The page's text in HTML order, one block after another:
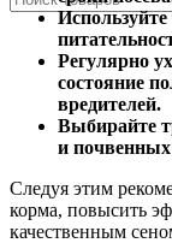
Регулярно
состояние
вредителей.
Выбирайте
и
Следуя этим
корма, повысить
качественным